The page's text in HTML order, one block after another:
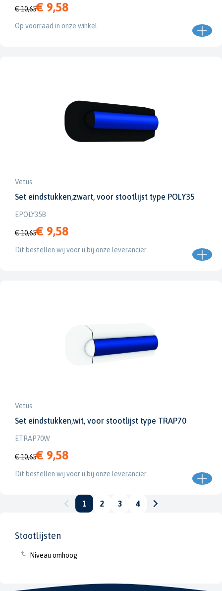
Stootlijsten
Niveau omhoog
€ 10,65€ 9,58
Op voorraad in onze winkel
Vetus
Set eindstukken,zwart, voor stootlijst type POLY35
EPOLY35B
€ 10,65€ 9,58
Dit bestellen wij voor u bij onze leverancier
Vetus
Set eindstukken,wit, voor stootlijst type TRAP70
ETRAP70W
€ 10,65€ 9,58
Dit bestellen wij voor u bij onze leverancier
1 2 3 4